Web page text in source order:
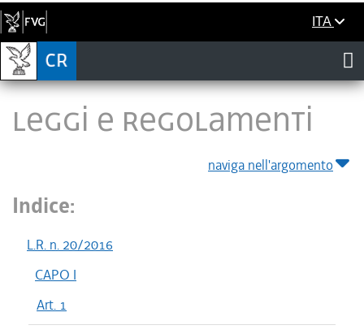
ITA
LEGGI E REGOLAMENTI
naviga nell'argomento
Indice:
L.R. n. 20/2016
CAPO I
Art. 1